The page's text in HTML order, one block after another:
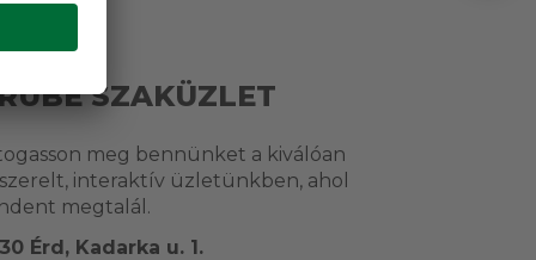
SZAKÜZLET
meg bennünket a kiválóan
interaktív üzletünkben, ahol
megtalál.
Érd, Kadarka u. 1.